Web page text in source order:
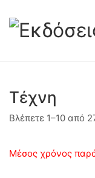
Τέχνη
Βλέπετε 1–10 από
Μέσος χρόνος